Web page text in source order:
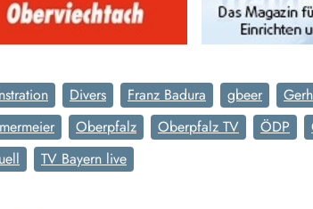
Divers Franz Badura gbeer
Oberpfalz Oberpfalz TV ÖDP
TV Bayern live